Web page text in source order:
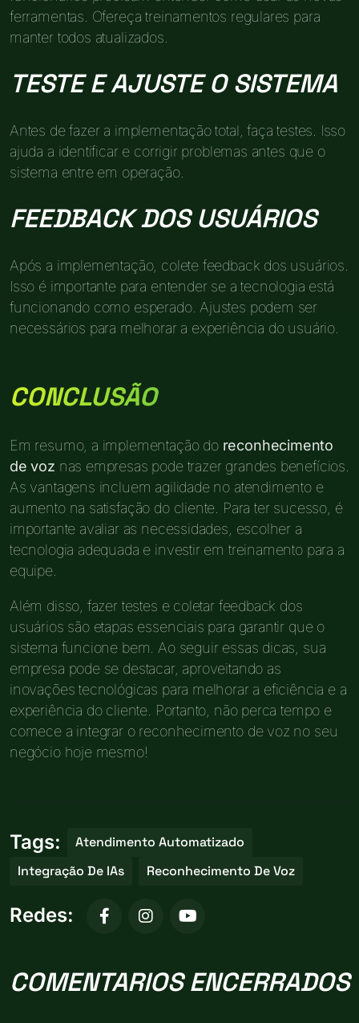
ferramentas. Ofereça treinamentos regulares para
manter todos atualizados.
TESTE E AJUSTE O SISTEMA
Antes de fazer a implementação total, faça testes. Isso
ajuda a identificar e corrigir problemas antes que o
sistema entre em operação.
FEEDBACK DOS USUÁRIOS
Após a implementação, colete feedback dos usuários.
Isso é importante para entender se a tecnologia está
funcionando como esperado. Ajustes podem ser
necessários para melhorar a experiência do usuário.
CONCLUSÃO
Em resumo, a implementação do reconhecimento
de voz nas empresas pode trazer grandes benefícios.
As vantagens incluem agilidade no atendimento e
aumento na satisfação do cliente. Para ter sucesso, é
importante avaliar as necessidades, escolher a
tecnologia adequada e investir em treinamento para a
equipe.
Além disso, fazer testes e coletar feedback dos
usuários são etapas essenciais para garantir que o
sistema funcione bem. Ao seguir essas dicas, sua
empresa pode se destacar, aproveitando as
inovações tecnológicas para melhorar a eficiência e a
experiência do cliente. Portanto, não perca tempo e
comece a integrar o reconhecimento de voz no seu
negócio hoje mesmo!
Tags:
Atendimento Automatizado
Integração De IAs
Reconhecimento De Voz
Redes:
COMENTARIOS ENCERRADOS